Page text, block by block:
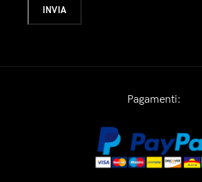
Pagamenti: